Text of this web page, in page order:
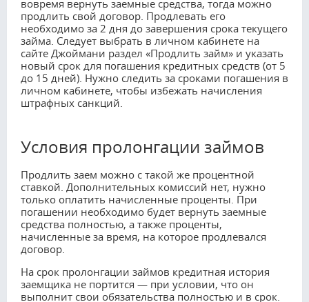
вовремя вернуть заемные средства, тогда можно
продлить свой договор. Продлевать его
необходимо за 2 дня до завершения срока текущего
займа. Следует выбрать в личном кабинете на
сайте Джоймани раздел «Продлить займ» и указать
новый срок для погашения кредитных средств (от 5
до 15 дней). Нужно следить за сроками погашения в
личном кабинете, чтобы избежать начисления
штрафных санкций.
Условия пролонгации займов
Продлить заем можно с такой же процентной
ставкой. Дополнительных комиссий нет, нужно
только оплатить начисленные проценты. При
погашении необходимо будет вернуть заемные
средства полностью, а также проценты,
начисленные за время, на которое продлевался
договор.
На срок пролонгации займов кредитная история
заемщика не портится — при условии, что он
выполнит свои обязательства полностью и в срок.